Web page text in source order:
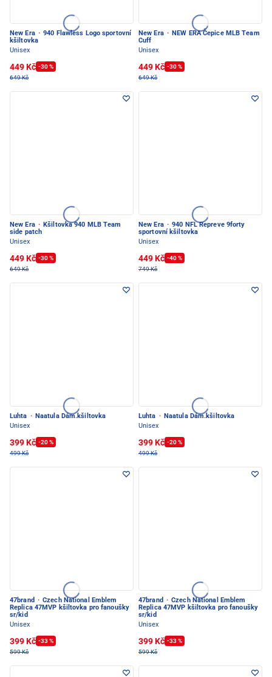
New Era · 940 Flawless Logo sportovní
kšiltovka
Unisex
449 Kč -30 %
649 Kč
New Era · NEW ERA Čepice MLB Team
Cuff
Unisex
449 Kč -30 %
649 Kč
New Era · Kšiltovka 940 MLB Team
side patch
Unisex
449 Kč -30 %
649 Kč
New Era · 940 NFL Repreve 9forty
sportovní kšiltovka
Unisex
449 Kč -40 %
749 Kč
Luhta · Naatula Dám.kšiltovka
Unisex
399 Kč -20 %
499 Kč
Luhta · Naatula Dám.kšiltovka
Unisex
399 Kč -20 %
499 Kč
47brand · Czech National Emblem
Replica 47MVP kšiltovka pro fanoušky
sr/kid
Unisex
399 Kč -33 %
599 Kč
47brand · Czech National Emblem
Replica 47MVP kšiltovka pro fanoušky
sr/kid
Unisex
399 Kč -33 %
599 Kč